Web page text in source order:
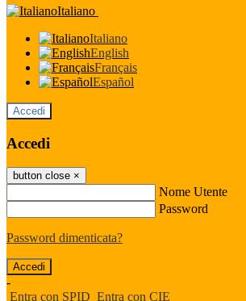
Italiano
Italiano
English
Français
Español
Accedi
Accedi
button close ×
Nome Utente
Password
Password dimenticata?
-
Entra con SPID Entra con CIE